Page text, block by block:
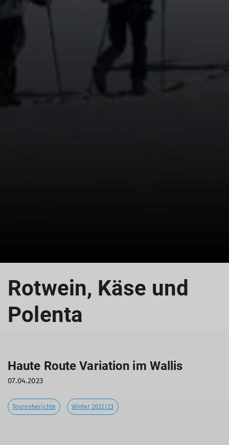
Rotwein, Käse und
Polenta
Haute Route Variation im Wallis
07.04.2023
Tourenberichte Winter 2022/23